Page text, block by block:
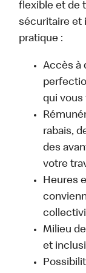
flexible et de
sécuritaire et
pratique :
Accès à
qui
rabais,
des
votre
Heures
Milieu
et